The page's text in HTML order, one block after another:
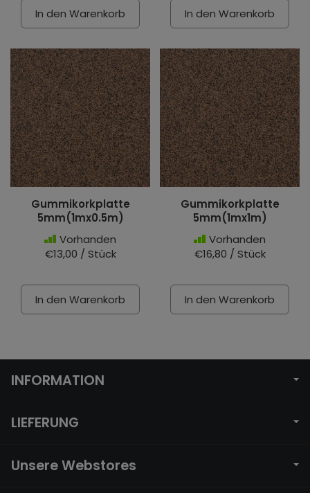
In den Warenkorb In den Warenkorb
Gummikorkplatte
5mm(1mx0.5m)
Vorhanden
€13,00 / Stück
In den Warenkorb
Gummikorkplatte
5mm(1mx1m)
Vorhanden
€16,80 / Stück
In den Warenkorb
INFORMATION
LIEFERUNG
Unsere Webstores